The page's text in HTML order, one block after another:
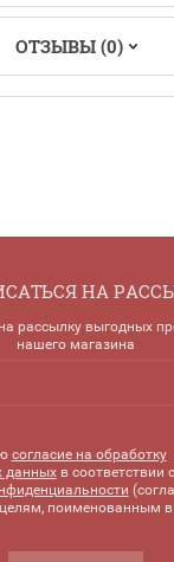
ОТЗЫВЫ (0)
НА
рассылку выгодных
нашего магазина
согласие на обработку
данныхв соответствии с
поименованным в